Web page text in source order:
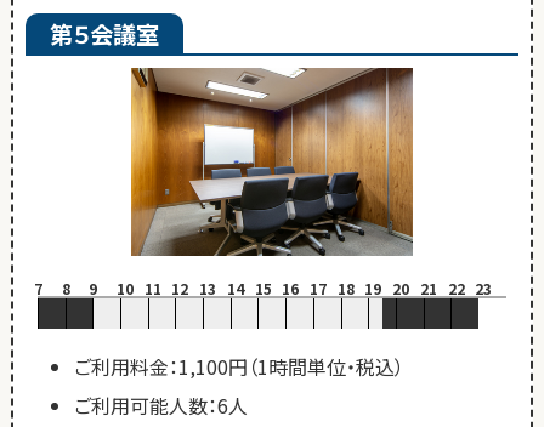
第５会議室
7 8 9 10 11 12 13 14 15 16 17 18 19 20 21 22 23
ご利用料金：1,100円（1時間単位・税込）
ご利用可能人数：6人